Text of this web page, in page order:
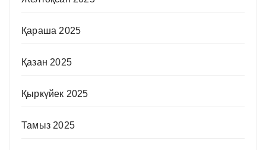
Қараша 2025
Қазан 2025
Қыркүйек 2025
Тамыз 2025